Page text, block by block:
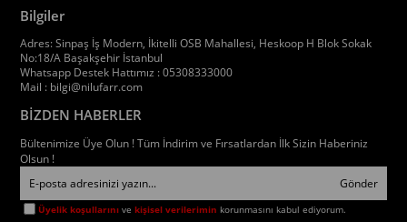
Bilgiler
Adres: Sinpaş İş Modern, İkitelli OSB Mahallesi, Heskoop H Blok Sokak
No:18/A Başakşehir İstanbul
Whatsapp Destek Hattımız : 05308333000
Mail : bilgi@nilufarr.com
BİZDEN HABERLER
Bültenimize Üye Olun ! Tüm İndirim ve Fırsatlardan İlk Sizin Haberiniz
Olsun !
Gönder
Üyelik koşullarını vekişisel verilerimin korunmasını kabul ediyorum.